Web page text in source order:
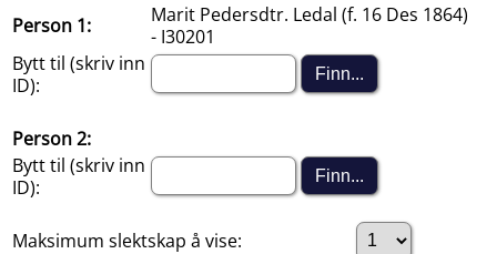
Person 1:
Marit Pedersdtr. Ledal (f. 16 Des 1864)
- I30201
Bytt til (skriv inn
ID):
Person 2:
Bytt til (skriv inn
ID):
Maksimum slektskap å vise: